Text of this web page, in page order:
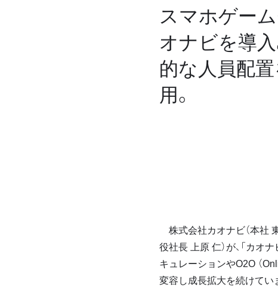
スマホゲー
オナビを導
的な人員配
用。
株式会社カオナビ（本社
役社長 上原 仁）が、「カオ
キュレーションやO2O （
変容し成長拡大を続けてい